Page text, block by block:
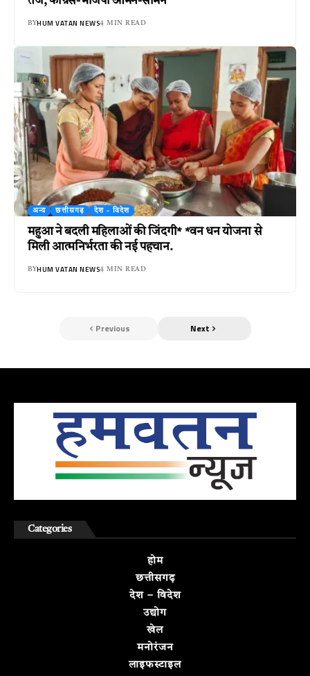
BYHUM VATAN NEWS4 MIN READ
अन्य छत्तीसगढ़ देश - विदेश
महुआ ने बदली महिलाओं की जिंदगी* *वन धन योजना से
मिली आत्मनिर्भरता की नई पहचान.
BYHUM VATAN NEWS4 MIN READ
Previous Next
Categories
होम
छत्तीसगढ़
देश – विदेश
उद्योग
खेल
मनोरंजन
लाइफस्टाइल